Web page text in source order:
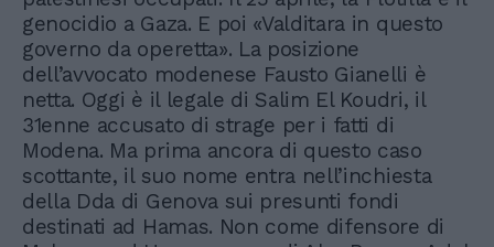
genocidio a Gaza. E poi «Valditara in questo
governo da operetta». La posizione
dell’avvocato modenese Fausto Gianelli è
netta. Oggi è il legale di Salim El Koudri, il
31enne accusato di strage per i fatti di
Modena. Ma prima ancora di questo caso
scottante, il suo nome entra nell’inchiesta
della Dda di Genova sui presunti fondi
destinati ad Hamas. Non come difensore di